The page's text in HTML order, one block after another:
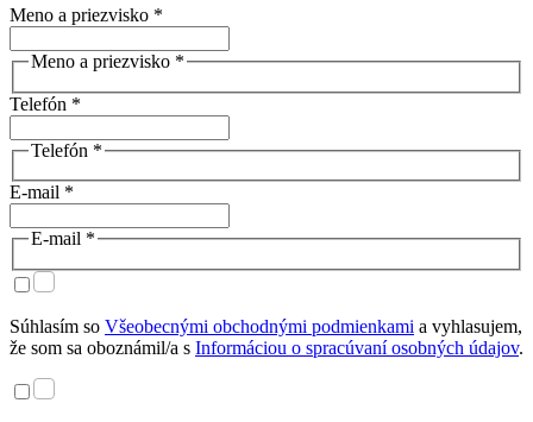
Meno a priezvisko *
Meno a priezvisko *
Telefón *
Telefón *
E-mail *
E-mail *
Súhlasím so Všeobecnými obchodnými podmienkami a vyhlasujem,
že som sa oboznámil/a s Informáciou o spracúvaní osobných údajov.